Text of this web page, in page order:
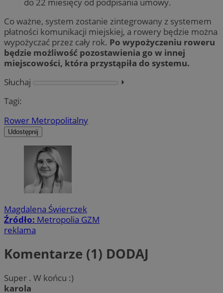
Co ważne, system zostanie zintegrowany z systemem
płatności komunikacji miejskiej, a rowery będzie można
wypożyczać przez cały rok. Po wypożyczeniu roweru
będzie możliwość pozostawienia go w innej
miejscowości, która przystąpiła do systemu.
Słuchaj
⏵︎
Tagi:
Rower Metropolitalny
Udostępnij
Magdalena Świerczek
Źródło: Metropolia GZM
reklama
Komentarze (1) DODAJ
Super . W końcu :)
karola